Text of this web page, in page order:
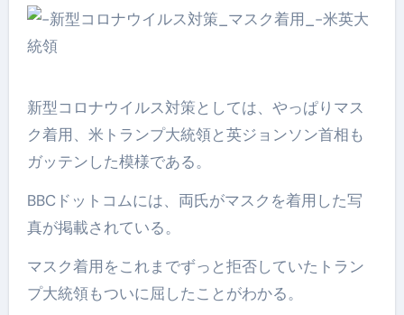
新型コロナウイルス対策としては、やっぱりマス
ク着用、米トランプ大統領と英ジョンソン首相も
ガッテンした模様である。
BBCドットコムには、両氏がマスクを着用した写
真が掲載されている。
マスク着用をこれまでずっと拒否していたトラン
プ大統領もついに屈したことがわかる。